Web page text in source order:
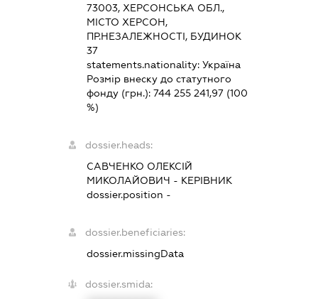
73003, ХЕРСОНСЬКА ОБЛ.,
МІСТО ХЕРСОН,
ПР.НЕЗАЛЕЖНОСТІ, БУДИНОК
37
statements.nationality: Україна
Розмір внеску до статутного
фонду (грн.): 744 255 241,97(100
%)
dossier.heads:
САВЧЕНКО ОЛЕКСІЙ
МИКОЛАЙОВИЧ - КЕРІВНИК
dossier.position -
dossier.beneficiaries:
dossier.missingData
dossier.smida: